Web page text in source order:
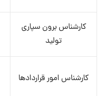
کارشناس برون سپاری
تولید
کارشناس امور قراردادها